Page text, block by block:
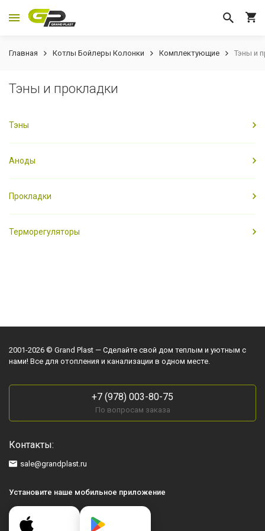
Главная Котлы Бойлеры Колонки Комплектующие Тэны и
Тэны и прокладки
Тэны
Аноды
Прокладки
Терморегуляторы
2001-2026 © Grand Plast — Сделайте свой дом теплым и уютным с
нами! Все для отопления и канализации в одном месте.
+7 (978) 003-80-75
По вопросам заказа
Контакты:
sale@grandplast.ru
Установите наше мобильное приложение